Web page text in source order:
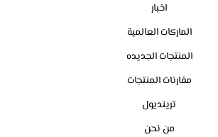
اخبار
الماركات العالمية
المنتجات الجديده
مقارنات المنتجات
ترينديول
من نحن